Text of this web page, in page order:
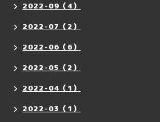
2022-09（4）
2022-07（2）
2022-06（6）
2022-05（2）
2022-04（1）
2022-03（1）